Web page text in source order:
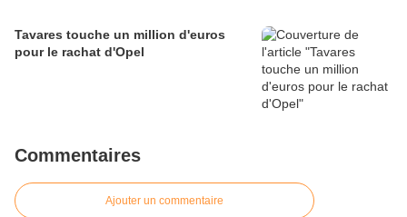
Tavares touche un million d'euros
pour le rachat d'Opel
Commentaires
Ajouter un commentaire